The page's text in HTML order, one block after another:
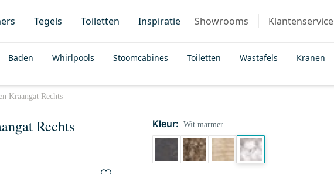
Tegels Toiletten Inspiratie Showrooms Klantenservice
Baden Whirlpools Stoomcabines Toiletten Wastafels Kranen
Kraangat Rechts
Rechts Kleur: Wit marmer